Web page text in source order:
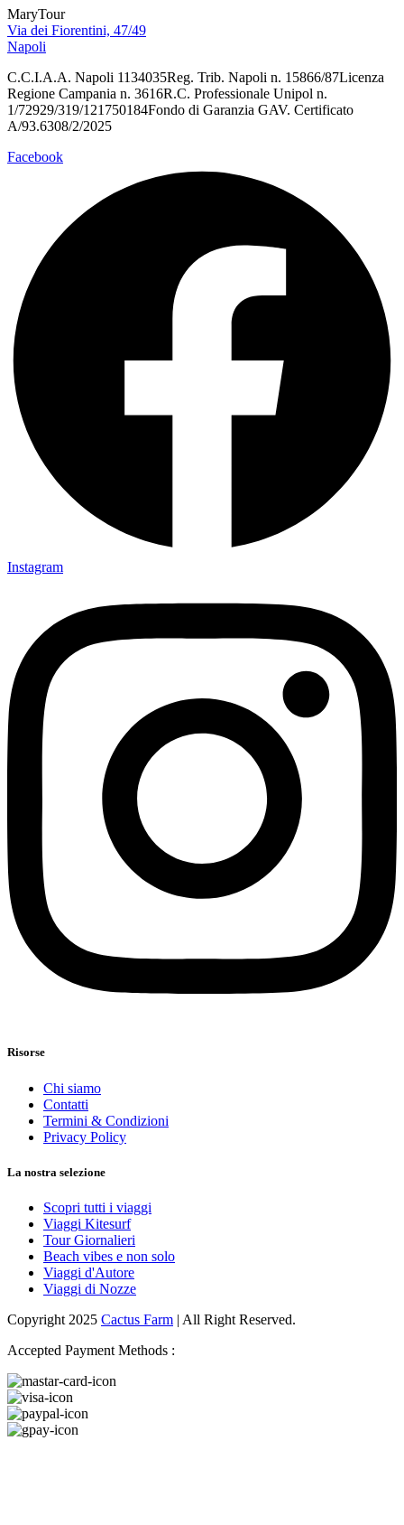
MaryTour
Via dei Fiorentini, 47/49
Napoli
C.C.I.A.A. Napoli 1134035Reg. Trib. Napoli n. 15866/87Licenza
Regione Campania n. 3616R.C. Professionale Unipol n.
1/72929/319/121750184Fondo di Garanzia GAV. Certificato
A/93.6308/2/2025
Facebook
Instagram
Risorse
Chi siamo
Contatti
Termini & Condizioni
Privacy Policy
La nostra selezione
Scopri tutti i viaggi
Viaggi Kitesurf
Tour Giornalieri
Beach vibes e non solo
Viaggi d'Autore
Viaggi di Nozze
Copyright 2025 Cactus Farm | All Right Reserved.
Accepted Payment Methods :